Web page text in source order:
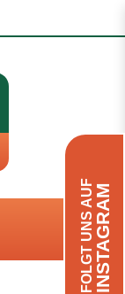
FOLGT UNS AUFINSTAGRAM